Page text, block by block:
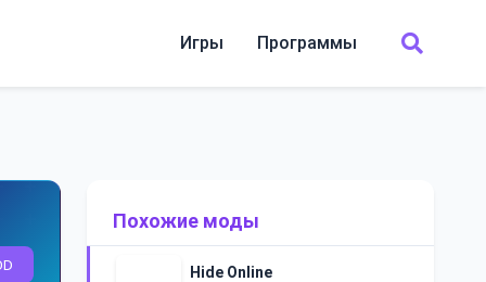
Игры Программы
Похожие моды
Hide Online